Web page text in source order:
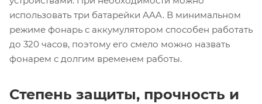
использовать три батарейки AAA. В минимальном
режиме фонарь с аккумулятором способен работать
до 320 часов, поэтому его смело можно назвать
фонарем с долгим временем работы.
Степень защиты, прочность и